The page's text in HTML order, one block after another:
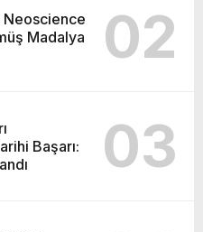
Neoscience
Madalya
02
Başarı:
03